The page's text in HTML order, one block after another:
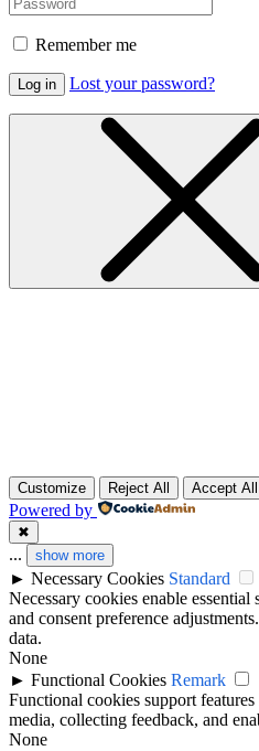
Remember me
Log in Lost your password?
Customize Reject All Accept All
Powered by
✖
... show more
► Necessary Cookies Standard
Necessary cookies enable
and consent preference
data.
None
► Functional Cookies Remark
Functional cookies support
media, collecting feedback, and
None